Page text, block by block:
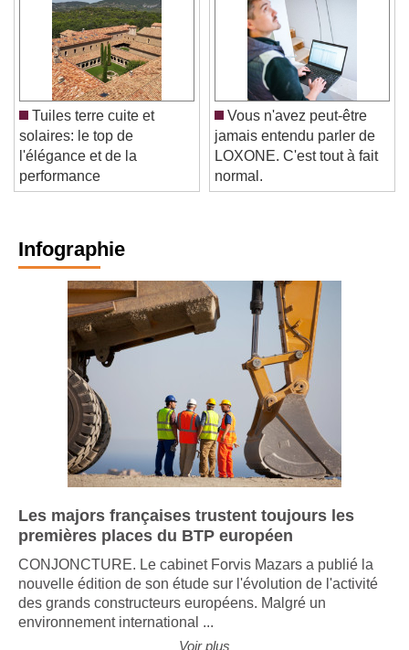
Tuiles terre cuite et
solaires: le top de
l'élégance et de la
performance
Vous n'avez peut-être
jamais entendu parler de
LOXONE. C'est tout à fait
normal.
Infographie
Les majors françaises trustent toujours les
premières places du BTP européen
CONJONCTURE. Le cabinet Forvis Mazars a publié la
nouvelle édition de son étude sur l'évolution de l'activité
des grands constructeurs européens. Malgré un